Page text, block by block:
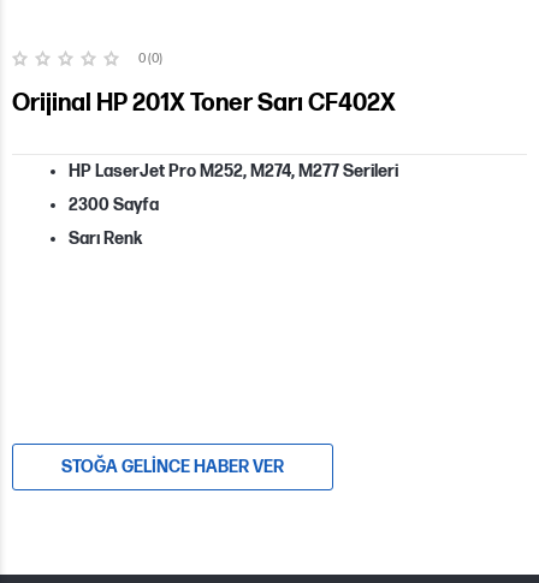
0 (0)
Orijinal HP 201X Toner Sarı CF402X
HP LaserJet Pro M252, M274, M277 Serileri
2300 Sayfa
Sarı Renk
STOĞA GELINCE HABER VER